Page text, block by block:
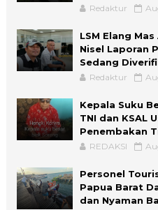
Redaktur
LSM Elang
Nisel Laporan
Sedang
Redaktur
Kepala Suku
TNI dan KSAL
Penembakan
REDAKSI
Personel
Papua Barat
dan Nyaman